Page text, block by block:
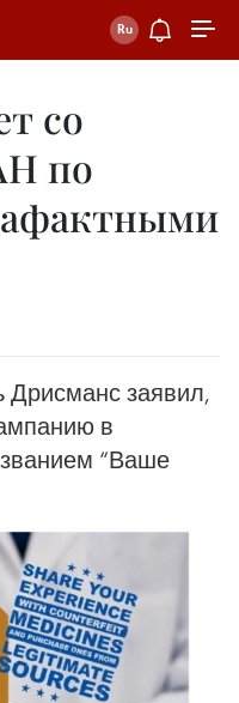
со
по
заявил,
в
“Ваше